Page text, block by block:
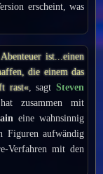
erscheint, was
ist...einen
die einem das
rast«, sagtSteven
zusammen mit
eine wahnsinnig
Figuren aufwändig
Verfahren mit den